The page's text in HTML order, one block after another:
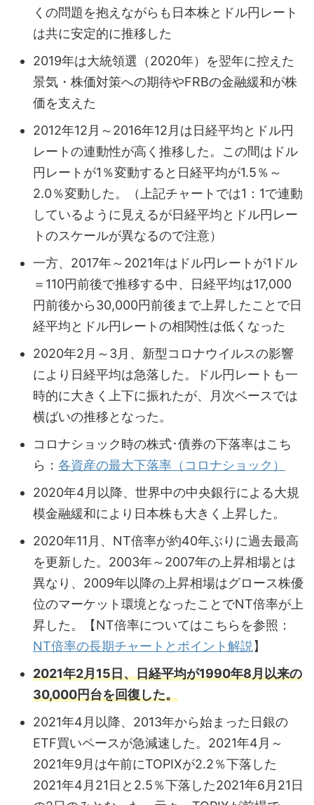
くの問題を抱えながらも日本株とドル円レート
は共に安定的に推移した
2019年は大統領選（2020年）を翌年に控えた
景気・株価対策への期待やFRBの金融緩和が株
価を支えた
2012年12月～2016年12月は日経平均とドル円
レートの連動性が高く推移した。この間はドル
円レートが1％変動すると日経平均が1.5％～
2.0％変動した。（上記チャートでは1：1で連動
しているように見えるが日経平均とドル円レー
トのスケールが異なるので注意）
一方、2017年～2021年はドル円レートが1ドル
＝110円前後で推移する中、日経平均は17,000
円前後から30,000円前後まで上昇したことで日
経平均とドル円レートの相関性は低くなった
2020年2月～3月、新型コロナウイルスの影響
により日経平均は急落した。ドル円レートも一
時的に大きく上下に振れたが、月次ベースでは
横ばいの推移となった。
コロナショック時の株式･債券の下落率はこち
ら： 各資産の最大下落率（コロナショック）
2020年4月以降、世界中の中央銀行による大規
模金融緩和により日本株も大きく上昇した。
2020年11月、NT倍率が約40年ぶりに過去最高
を更新した。2003年～2007年の上昇相場とは
異なり、2009年以降の上昇相場はグロース株優
位のマーケット環境となったことでNT倍率が上
昇した。【NT倍率についてはこちらを参照：
NT倍率の長期チャートとポイント解説 】
2021年2月15日、日経平均が1990年8月以来の
30,000円台を回復した。
2021年4月以降、2013年から始まった日銀の
ETF買いペースが急減速した。2021年4月～
2021年9月は午前にTOPIXが2.2％下落した
2021年4月21日と2.5％下落した2021年6月21日